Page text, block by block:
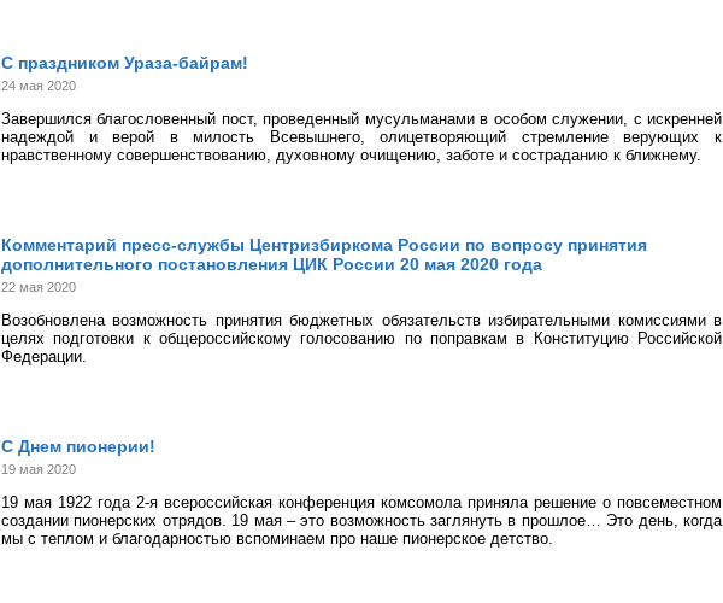
С праздником Ураза-байрам!
24 мая 2020
Завершился благословенный пост, проведенный мусульманами в особом служении, с искренней
надеждой и верой в милость Всевышнего, олицетворяющий стремление верующих к
нравственному совершенствованию, духовному очищению, заботе и состраданию к ближнему.
Комментарий пресс-службы Центризбиркома России по вопросу принятия
дополнительного постановления ЦИК России 20 мая 2020 года
22 мая 2020
Возобновлена возможность принятия бюджетных обязательств избирательными комиссиями в
целях подготовки к общероссийскому голосованию по поправкам в Конституцию Российской
Федерации.
С Днем пионерии!
19 мая 2020
19 мая 1922 года 2-я всероссийская конференция комсомола приняла решение о повсеместном
создании пионерских отрядов. 19 мая – это возможность заглянуть в прошлое… Это день, когда
мы с теплом и благодарностью вспоминаем про наше пионерское детство.